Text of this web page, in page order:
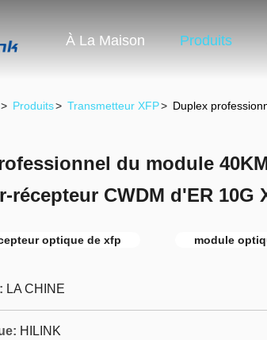
À La Maison Produits
> Produits> Transmetteur XFP> Duplex
du module
récepteur CWDM d'ER 10G
optique de xfp module
LA CHINE
HILINK